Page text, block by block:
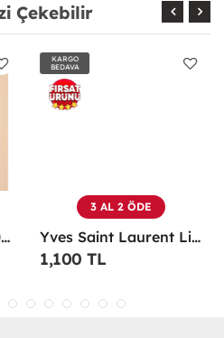
Çekebilir
Kadın Parfümü -
KARGO
BEDAVA
3 AL 2 ÖDE
Yves Saint Laurent Libre EDP 90 Ml Kadın Parfüm - YSLL
1,100 TL